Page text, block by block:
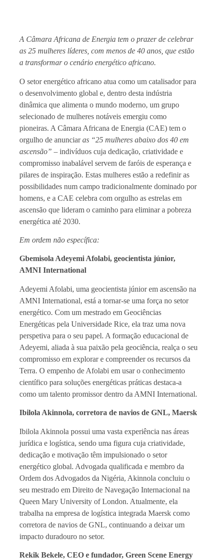
A Câmara Africana de Energia tem o prazer de celebrar
as 25 mulheres líderes, com menos de 40 anos, que estão
a transformar o cenário energético africano.
O setor energético africano atua como um catalisador para
o desenvolvimento global e, dentro desta indústria
dinâmica que alimenta o mundo moderno, um grupo
selecionado de mulheres notáveis emergiu como
pioneiras. A Câmara Africana de Energia (CAE) tem o
orgulho de anunciaras “25 mulheres abaixo dos 40 em
ascensão” – indivíduos cuja dedicação, criatividade e
compromisso inabalável servem de faróis de esperança e
pilares de inspiração. Estas mulheres estão a redefinir as
possibilidades num campo tradicionalmente dominado por
homens, e a CAE celebra com orgulho as estrelas em
ascensão que lideram o caminho para eliminar a pobreza
energética até 2030.
Em ordem não específica:
Gbemisola Adeyemi Afolabi, geocientista júnior,
AMNI International
Adeyemi Afolabi, uma geocientista júnior em ascensão na
AMNI International, está a tornar-se uma força no setor
energético. Com um mestrado em Geociências
Energéticas pela Universidade Rice, ela traz uma nova
perspetiva para o seu papel. A formação educacional de
Adeyemi, aliada à sua paixão pela geociência, realça o seu
compromisso em explorar e compreender os recursos da
Terra. O empenho de Afolabi em usar o conhecimento
científico para soluções energéticas práticas destaca-a
como um talento promissor dentro da AMNI International.
Ibilola Akinnola, corretora de navios de GNL, Maersk
Ibilola Akinnola possui uma vasta experiência nas áreas
jurídica e logística, sendo uma figura cuja criatividade,
dedicação e motivação têm impulsionado o setor
energético global. Advogada qualificada e membro da
Ordem dos Advogados da Nigéria, Akinnola concluiu o
seu mestrado em Direito de Navegação Internacional na
Queen Mary University of London. Atualmente, ela
trabalha na empresa de logística integrada Maersk como
corretora de navios de GNL, continuando a deixar um
impacto duradouro no setor.
Rekik Bekele, CEO e fundador, Green Scene Energy